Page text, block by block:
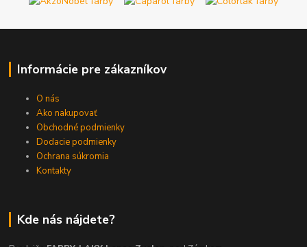
Informácie pre zákazníkov
O nás
Ako nakupovať
Obchodné podmienky
Dodacie podmienky
Ochrana súkromia
Kontakty
Kde nás nájdete?